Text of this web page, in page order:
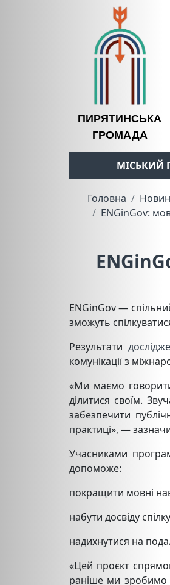
ПИРЯТИНСЬКА
ГРОМАДА
МІСЬКИЙ
Головна
ENGinGov:
ENGinGov —
зможуть
Результати
комунікації з
«Ми маємо
ділитися своїм.
забезпечити
практиці», —
Учасниками
допоможе:
покращити мовні
набути досвіду
надихнутися на
«Цей проєкт
раніше ми зробимо